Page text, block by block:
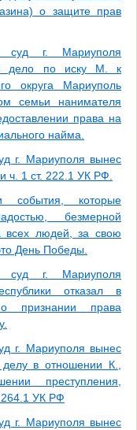
о защите прав
суд г. Мариуполя
дело по иску М. к
округа Мариуполь
семьи нанимателя
права на
найма.
г. Мариуполя вынес
ч. 1 ст. 222.1 УК РФ.
которые
безмерной
всех людей, за свою
День Победы.
суд г. Мариуполя
отказал в
признании права
г. Мариуполя вынес
делу в отношении К.,
преступления,
264.1 УК РФ
г. Мариуполя вынес